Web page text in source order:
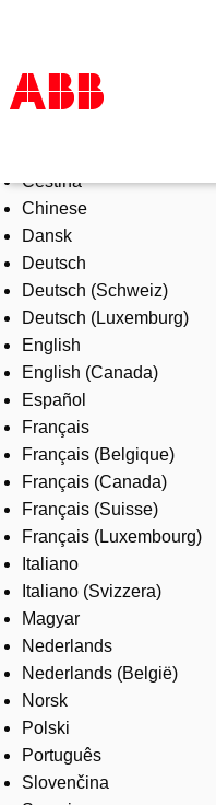
Products & Solutions
Industries
Services
About us
Where to buy
Contact us
Careers
Čeština
Chinese
Dansk
Deutsch
Deutsch (Schweiz)
Deutsch (Luxemburg)
English
English (Canada)
Español
Français
Français (Belgique)
Français (Canada)
Français (Suisse)
Français (Luxembourg)
Italiano
Italiano (Svizzera)
Magyar
Nederlands
Nederlands (België)
Norsk
Polski
Português
Slovenčina